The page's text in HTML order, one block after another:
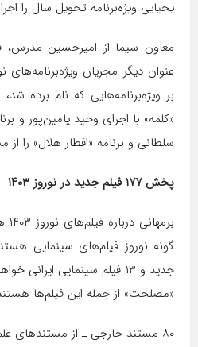
یحیایی ویژه‌برنامه تحویل سال را
معاون سیما از امیرحسین مدرس،
عنوان دیگر مجریان ویژه‌برنامه‌های
بر ویژه‌برنامه‌هایی که نام برده شد،
«کلمه» با اجرای وحید یامین‌پور و
سلطانی و برنامه «افطار هلال»
پخش ۱۷۷ فیلم جدید در نوروز ۱۴۰۳
جدید و ۱۳ فیلم سینمایی
«مصلحت» از جمله این فیلم‌ها
۸۰ مستند خارجی ـ از مستندهای